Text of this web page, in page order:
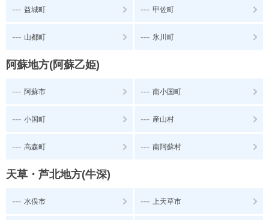
--- 益城町 --- 甲佐町
--- 山都町 --- 氷川町
阿蘇地方(阿蘇乙姫)
--- 阿蘇市 --- 南小国町
--- 小国町 --- 産山村
--- 高森町 --- 南阿蘇村
天草・芦北地方(牛深)
--- 水俣市 --- 上天草市